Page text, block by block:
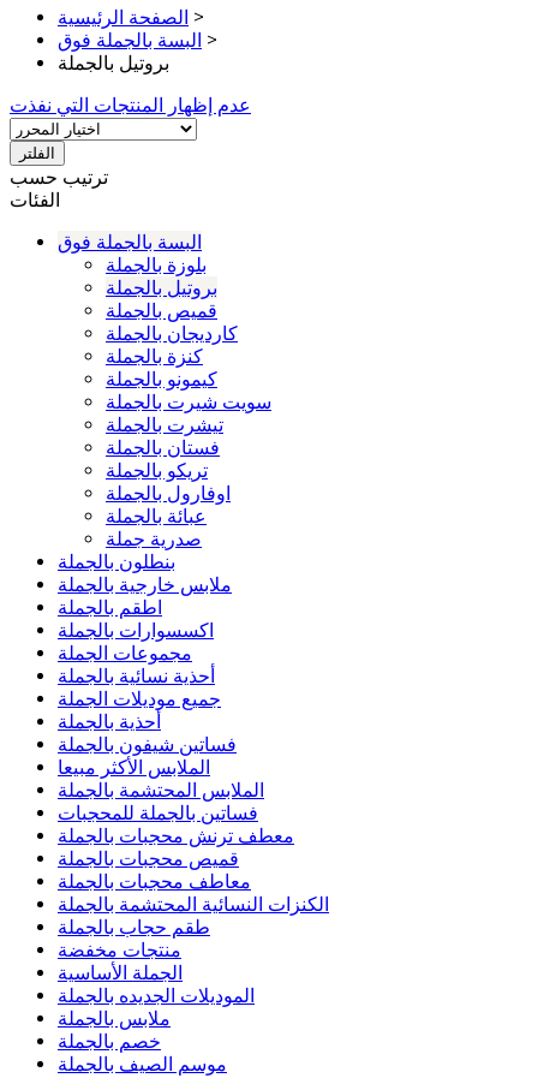
الصفحة الرئيسية >
البسة بالجملة فوق >
بروتيل بالجملة
عدم إظهار المنتجات التي نفذت
الفلتر
ترتيب حسب
الفئات
البسة بالجملة فوق
بلوزة بالجملة
بروتيل بالجملة
قميص بالجملة
كارديجان بالجملة
كنزة بالجملة
كيمونو بالجملة
سويت شيرت بالجملة
تيشرت بالجملة
فستان بالجملة
تريكو بالجملة
اوفارول بالجملة
عبائة بالجملة
صدرية جملة
بنطلون بالجملة
ملابس خارجية بالجملة
اطقم بالجملة
اكسسوارات بالجملة
مجموعات الجملة
أحذية نسائية بالجملة
جميع موديلات الجملة
أحذية بالجملة
فساتين شيفون بالجملة
الملابس الأكثر مبيعا
الملابس المحتشمة بالجملة
فساتين بالجملة للمحجبات
معطف ترنش محجبات بالجملة
قميص محجبات بالجملة
معاطف محجبات بالجملة
الكنزات النسائية المحتشمة بالجملة
طقم حجاب بالجملة
منتجات مخفضة
الجملة الأساسية
الموديلات الجديده بالجملة
ملابس بالجملة
خصم بالجملة
موسم الصيف بالجملة